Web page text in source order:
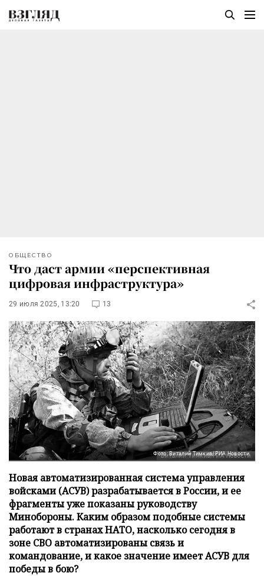
ОБЩЕСТВО
Что даст армии «перспективная
цифровая инфраструктура»
29 июля 2025, 13:20 13
Фото: Виталий Тимкив/РИА Новости
Новая автоматизированная система управления
войсками (АСУВ) разрабатывается в России, и ее
фрагменты уже показаны руководству
Минобороны. Каким образом подобные системы
работают в странах НАТО, насколько сегодня в
зоне СВО автоматизированы связь и
командование, и какое значение имеет АСУВ для
победы в бою?